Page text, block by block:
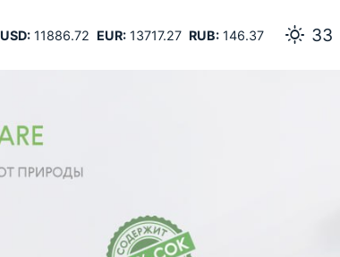
USD:11886.72 EUR:13717.27 RUB:146.37 33